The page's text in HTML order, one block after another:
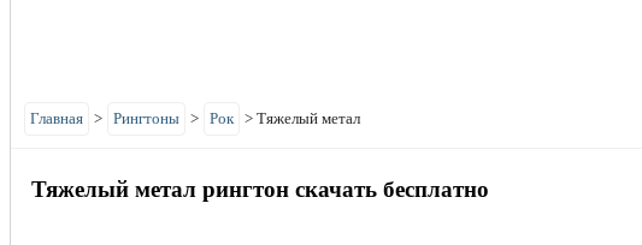
Главная > Рингтоны > Рок > Тяжелый метал
Тяжелый метал рингтон скачать бесплатно